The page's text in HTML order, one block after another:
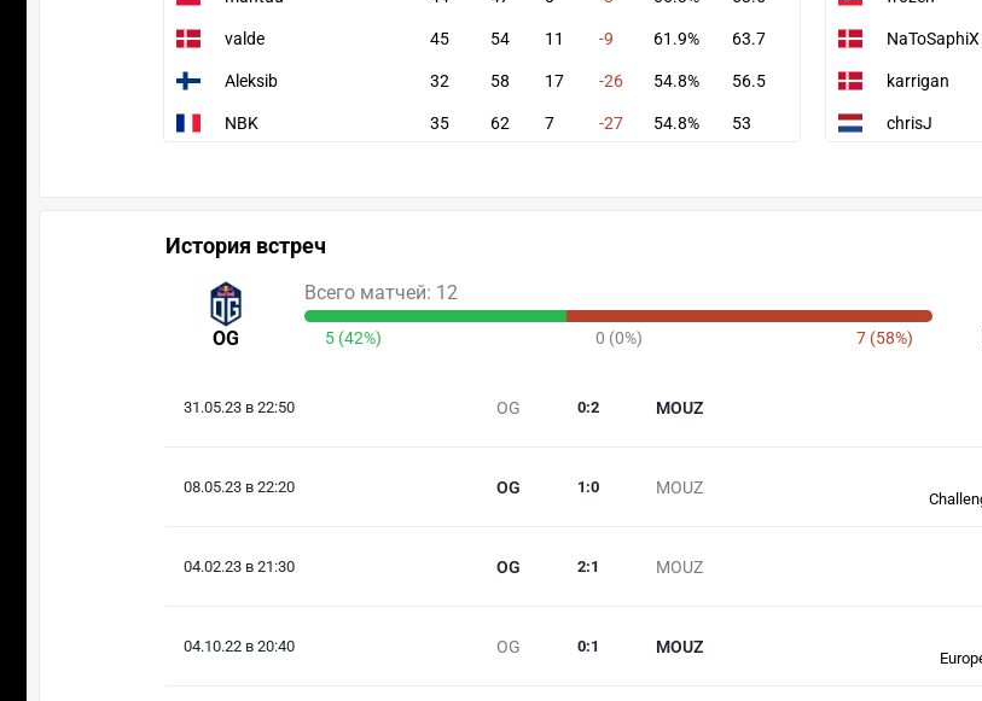
valde 45 54 11 -9 61.9% 63.7
Aleksib 32 58 17 -26 54.8% 56.5
NBK 35 62 7 -27 54.8% 53
NaToSaphiX
karrigan
chrisJ
История встреч
OG
Всего матчей: 12
5 (42%) 0 (0%) 7 (58%)
31.05.23 в 22:50 OG MOUZ
0:2
08.05.23 в 22:20 OG MOUZ
1 :0
04.02.23 в 21:30 OG MOUZ
2:1
04.10.22 в 20:40 OG MOUZ
0:1